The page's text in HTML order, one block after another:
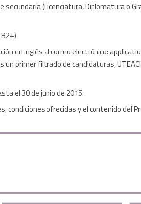
(Licenciatura, Diplomatura o
en inglés al correo electrónico:
un primer filtrado de candidaturas,
el 30 de junio de 2015.
condiciones ofrecidas y el contenido del